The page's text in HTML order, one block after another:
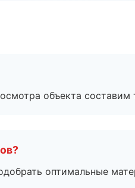
объекта
оптимальные